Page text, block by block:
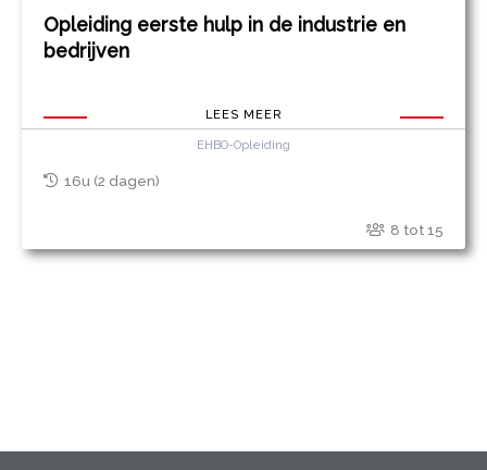
Opleiding eerste hulp in de industrie en
bedrijven
LEES MEER
EHBO-Opleiding
16u (2 dagen)
8 tot 15